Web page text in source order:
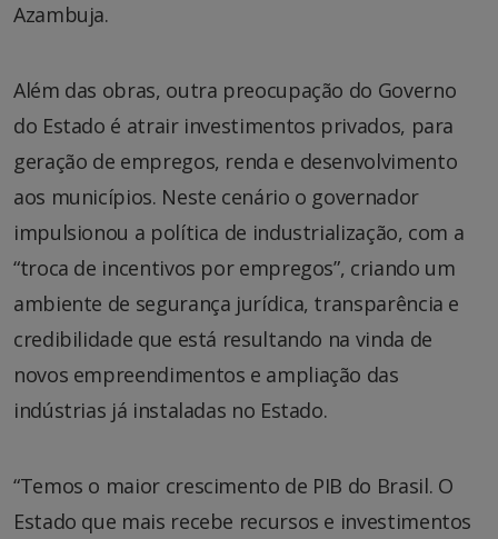
Azambuja.
Além das obras, outra preocupação do Governo
do Estado é atrair investimentos privados, para
geração de empregos, renda e desenvolvimento
aos municípios. Neste cenário o governador
impulsionou a política de industrialização, com a
“troca de incentivos por empregos”, criando um
ambiente de segurança jurídica, transparência e
credibilidade que está resultando na vinda de
novos empreendimentos e ampliação das
indústrias já instaladas no Estado.
“Temos o maior crescimento de PIB do Brasil. O
Estado que mais recebe recursos e investimentos